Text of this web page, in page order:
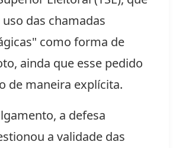
das chamadas
como forma de
ainda que esse pedido
de maneira explícita.
a defesa
a validade das